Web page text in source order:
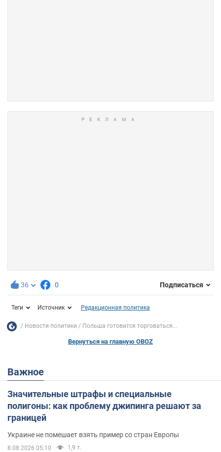
36 0 Подписаться
Теги Источник Редакционная политика
Новости политики Польша готовится торговаться...
Вернуться на главную OBOZ
Важное
Значительные штрафы и специальные
полигоны: как проблему джипинга решают за
границей
Украине не помешает взять пример со стран Европы
8.08.2026 05:10 1,9 т.